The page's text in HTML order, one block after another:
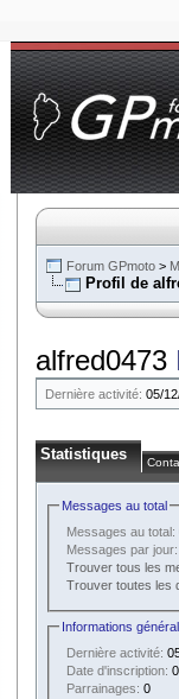
Forum GPmoto >
Profil de
alfred0473
Dernière activité: 05/
Statistiques
Messages au total
Messages au total:
Messages par jour:
Trouver tous les
Trouver toutes les
Informations
Dernière activité:
Date d'inscription:
Parrainages: 0